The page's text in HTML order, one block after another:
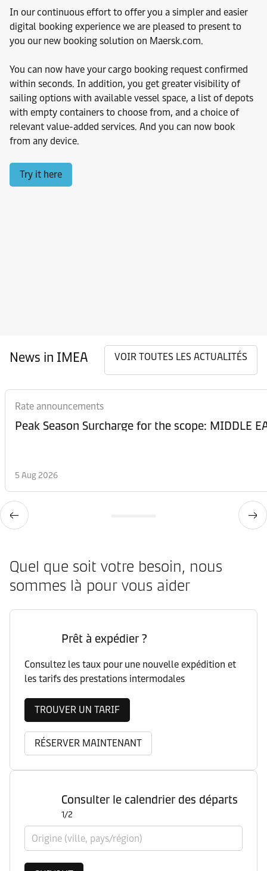
In our continuous effort to offer you a simpler and easier
digital booking experience we are pleased to present to
you our new booking solution on Maersk.com.
You can now have your cargo booking request confirmed
within seconds. In addition, you get greater visibility of
sailing options with available vessel space, a list of depots
with empty containers to choose from, and a choice of
relevant value-added services. And you can now book
from any device.
Try it here
News in IMEA VOIR TOUTES LES ACTUALITÉS
Rate announcements
Peak Season Surcharge for the scope: MIDDLE
5 Aug 2026
Quel que soit votre besoin, nous
sommes là pour vous aider
Prêt à expédier ?
Consultez les taux pour une nouvelle expédition et
les tarifs des prestations intermodales
TROUVER UN TARIF
RÉSERVER MAINTENANT
Consulter le calendrier des départs
1/2
Origine (ville, pays/région)